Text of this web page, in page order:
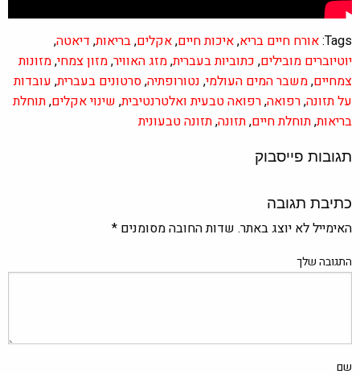
Tags: אורח חיים בריא,איכות חיים,אקלים,בריאות, דיאטה,
יוטיוברים מובילים, כתוביות בעברית,מזג האוויר,מזון צמחי,מזונות
צמחיים,משבר המים העולמי, נטורופתיה,סרטונים בעברית, עובדות
על תזונה,רפואה,רפואה טבעית ואלטרנטיבית, שינוי אקלים,תוחלת
בריאות,תוחלת חיים,תזונה,תזונה טבעונית
תגובות פייסבוק
כתיבת תגובה
האימייל לא יוצג באתר. שדות החובה מסומנים *
התגובה שלך
שם